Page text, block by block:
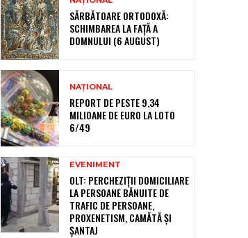
SĂRBĂTOARE ORTODOXĂ:
SCHIMBAREA LA FAȚĂ A
DOMNULUI (6 AUGUST)
NAȚIONAL
REPORT DE PESTE 9,34
MILIOANE DE EURO LA LOTO
6/49
EVENIMENT
OLT: PERCHEZIŢII DOMICILIARE
LA PERSOANE BĂNUITE DE
TRAFIC DE PERSOANE,
PROXENETISM, CAMĂTĂ ŞI
ŞANTAJ